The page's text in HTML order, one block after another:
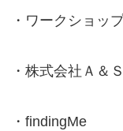
・ワークショッ
・株式会社Ａ＆Ｓ
・findingMe